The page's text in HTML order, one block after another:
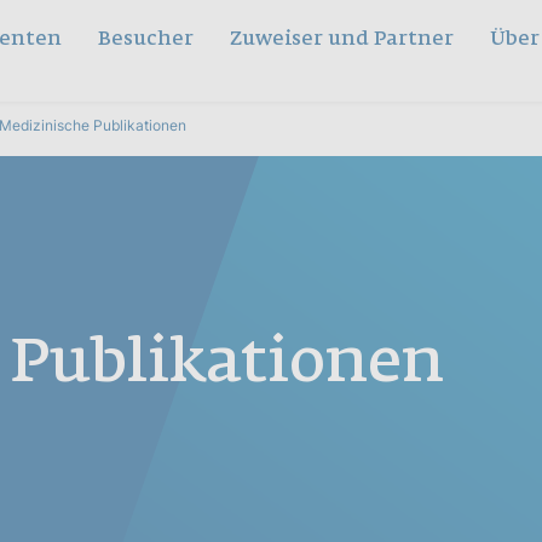
Besucher Zuweiser und Partner
Medizinische Publikationen